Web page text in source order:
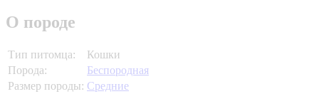
О породе
Тип питомца:
Кошки
Порода:
Беспородная
Размер породы: Средние